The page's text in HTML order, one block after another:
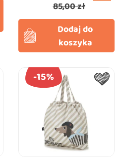
85,00 zł
Dodaj do
koszyka
-15%